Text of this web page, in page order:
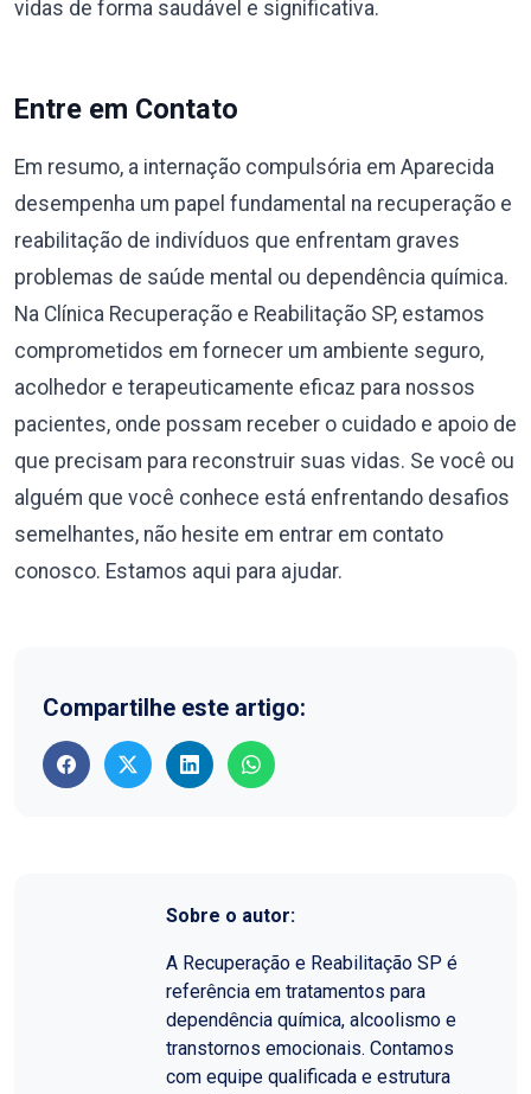
vidas de forma saudável e significativa.
Entre em Contato
Em resumo, a internação compulsória em Aparecida
desempenha um papel fundamental na recuperação e
reabilitação de indivíduos que enfrentam graves
problemas de saúde mental ou dependência química.
Na Clínica Recuperação e Reabilitação SP, estamos
comprometidos em fornecer um ambiente seguro,
acolhedor e terapeuticamente eficaz para nossos
pacientes, onde possam receber o cuidado e apoio de
que precisam para reconstruir suas vidas. Se você ou
alguém que você conhece está enfrentando desafios
semelhantes, não hesite em entrar em contato
conosco. Estamos aqui para ajudar.
Compartilhe este artigo:
Sobre o autor:
A Recuperação e Reabilitação SP é
referência em tratamentos para
dependência química, alcoolismo e
transtornos emocionais. Contamos
com equipe qualificada e estrutura